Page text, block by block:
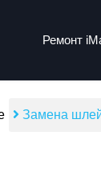
Ремонт
Замена